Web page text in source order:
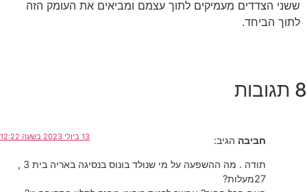
ששני הצדדים מעמיקים לתוך עצמם ומביאים את העומק הזה
לתוך הביחד.
8 תגובות
חביבה הגיב: 13 ביולי 2023 בשעה 12:22
תודה . מה ההשפעה על מי שנולד בונוס בנסיגה באריה בית 3 ,
27מעלות?